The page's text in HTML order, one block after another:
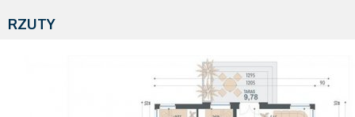
RZUTY